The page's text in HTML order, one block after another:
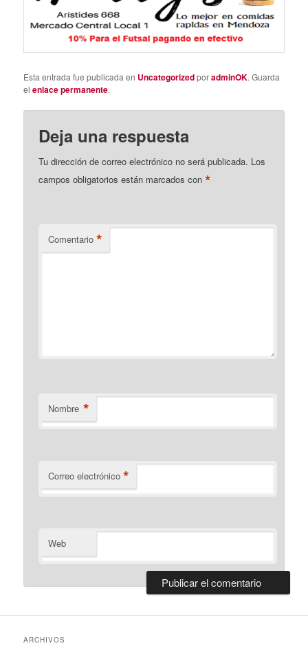
Esta entrada fue publicada en UncategorizedporadminOK. Guarda
elenlace permanente.
Deja una respuesta
Tu dirección de correo electrónico no será publicada. Los
campos obligatorios están marcados con*
Comentario *
Nombre *
Correo electrónico *
Web
ARCHIVOS